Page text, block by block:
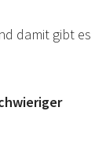
damit gibt es